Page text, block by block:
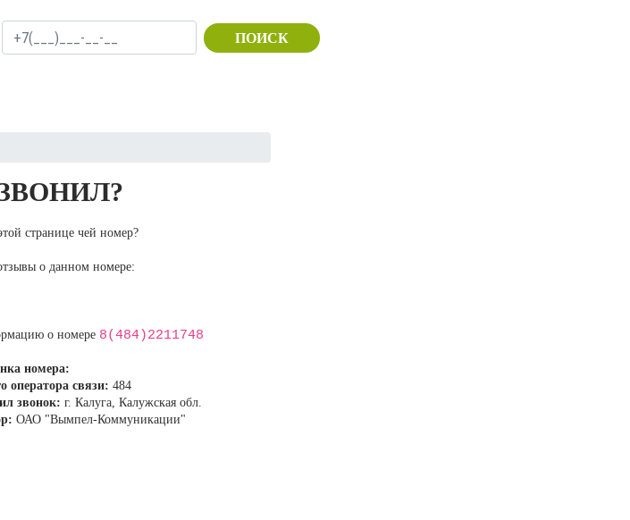
ПОИСК
странице чей номер?
о данном номере:
о номере 8(484)2211748
номера:
оператора связи: 484
звонок: г. Калуга, Калужская обл.
ОАО "Вымпел-Коммуникации"